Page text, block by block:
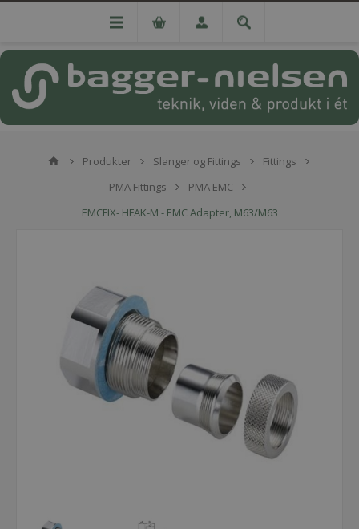
Produkter Slanger og Fittings
Fittings
PMA Fittings
PMA EMC
EMCFIX- HFAK-M - EMC Adapter, M63/M63